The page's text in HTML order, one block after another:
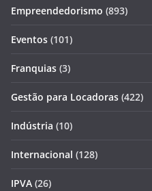
Empreendedorismo (893)
Eventos (101)
Franquias (3)
Gestão para Locadoras (422)
Indústria (10)
Internacional (128)
IPVA (26)